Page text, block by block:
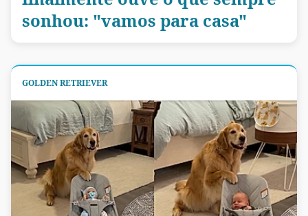
sonhou: "vamos para casa"
GOLDEN RETRIEVER